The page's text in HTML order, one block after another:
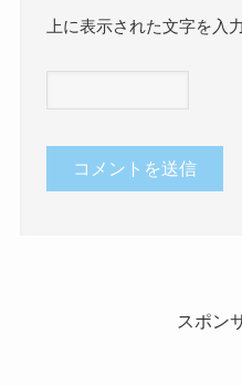
上に表示された文字を入
スポン